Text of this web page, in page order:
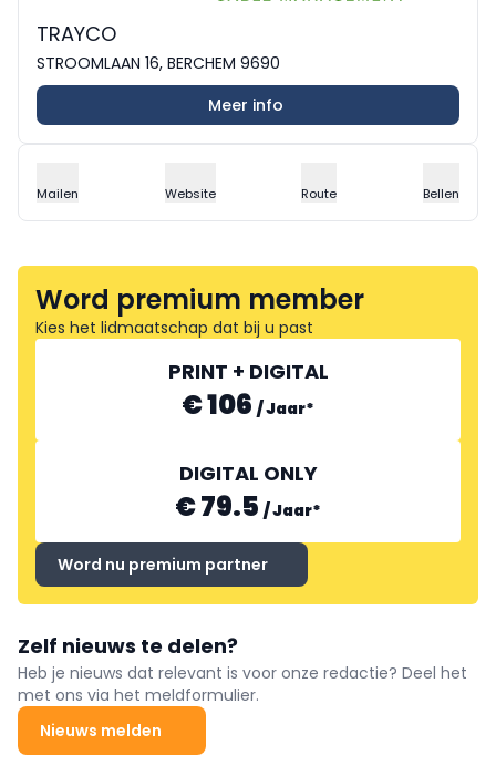
TRAYCO
STROOMLAAN 16, BERCHEM 9690
Meer info
Mailen Website Route Bellen
Word premium member
Kies het lidmaatschap dat bij u past
PRINT + DIGITAL
€ 106 /Jaar*
DIGITAL ONLY
€ 79.5 /Jaar*
Word nu premium partner
Zelf nieuws te delen?
Heb je nieuws dat relevant is voor onze redactie? Deel het
met ons via het meldformulier.
Nieuws melden